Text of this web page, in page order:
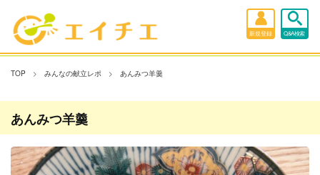
新規登録 Q&A検索
TOP みんなの献立レポ あんみつ羊羹
あんみつ羊羹